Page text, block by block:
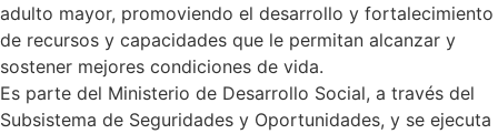
adulto mayor, promoviendo el desarrollo y fortalecimiento
de recursos y capacidades que le permitan alcanzar y
sostener mejores condiciones de vida.
Es parte del Ministerio de Desarrollo Social, a través del
Subsistema de Seguridades y Oportunidades, y se ejecuta